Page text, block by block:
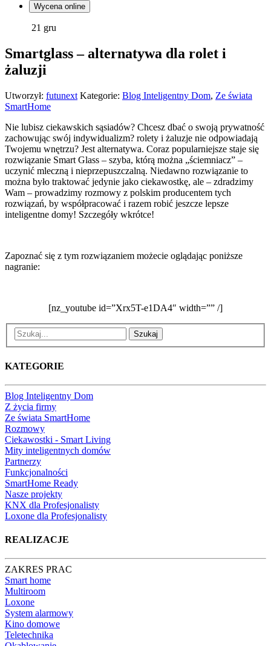
Wycena online
21 gru
Smartglass – alternatywa dla rolet i
żaluzji
Utworzył: futunext Kategorie: Blog Inteligentny Dom, Ze świata
SmartHome
Nie lubisz ciekawskich sąsiadów? Chcesz dbać o swoją prywatność
zachowując swój indywidualizm? rolety i żaluzje nie odpowiadają
Twojemu wnętrzu? Jest alternatywa. Coraz popularniejsze staje się
rozwiązanie Smart Glass – szyba, którą można „ściemniacz” –
uczynić mleczną i nieprzepuszczalną. Niedawno rozwiązanie to
można było traktować jedynie jako ciekawostkę, ale – zdradzimy
Wam – prowadzimy rozmowy z polskim producentem tych
rozwiązań, by współpracować i razem robić jeszcze lepsze
inteligentne domy! Szczegóły wkrótce!
Zapoznać się z tym rozwiązaniem możecie oglądając poniższe
nagranie:
[nz_youtube id=”Xrx5T-e1DA4″ width=”” /]
Szukaj
KATEGORIE
Blog Inteligentny Dom
Z życia firmy
Ze świata SmartHome
Rozmowy
Ciekawostki - Smart Living
Mity inteligentnych domów
Partnerzy
Funkcjonalności
SmartHome Ready
Nasze projekty
KNX dla Profesjonalisty
Loxone dla Profesjonalisty
REALIZACJE
ZAKRES PRAC
Smart home
Multiroom
Loxone
System alarmowy
Kino domowe
Teletechnika